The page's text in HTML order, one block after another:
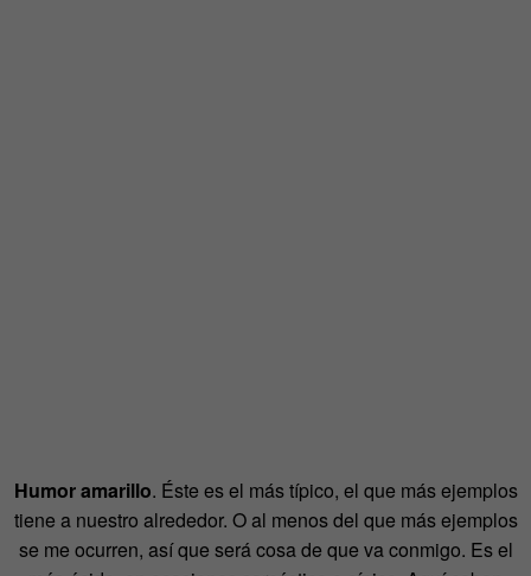
Humor amarillo. Éste es el más típico, el que más ejemplos
tiene a nuestro alrededor. O al menos del que más ejemplos
se me ocurren, así que será cosa de que va conmigo. Es el